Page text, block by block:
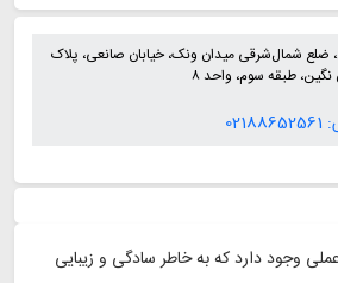
ضلع شمال‌شرقی میدان ونک، خیابان صانعی، پلاک
02188652561
وجود دارد که به خاطر سادگی و زیبایی